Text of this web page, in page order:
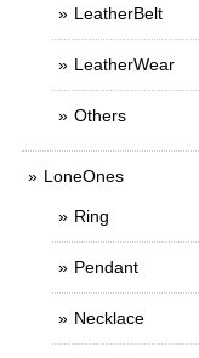
LeatherBelt
LeatherWear
Others
LoneOnes
Ring
Pendant
Necklace